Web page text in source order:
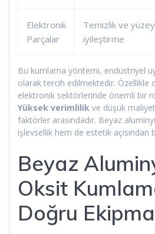
Elektronik
Parçalar
Temizlik ve yüzey
iyileştirme
Bu kumlama yöntemi, endüstriyel
olarak tercih edilmektedir. Özellikle
elektronik sektörlerinde önemli bir
Yüksek verimlilik ve düşük
faktörler arasındadır. Beyaz
işlevsellik hem de estetik
Beyaz
Oksit
Doğru